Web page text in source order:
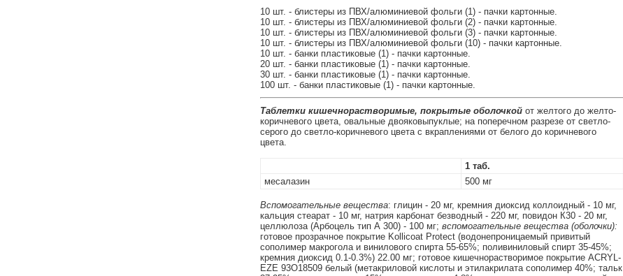
10 шт. - блистеры из ПВХ/алюминиевой фольги (1) - пачки картонные.
10 шт. - блистеры из ПВХ/алюминиевой фольги (2) - пачки картонные.
10 шт. - блистеры из ПВХ/алюминиевой фольги (3) - пачки картонные.
10 шт. - блистеры из ПВХ/алюминиевой фольги (10) - пачки картонные.
10 шт. - банки пластиковые (1) - пачки картонные.
20 шт. - банки пластиковые (1) - пачки картонные.
30 шт. - банки пластиковые (1) - пачки картонные.
100 шт. - банки пластиковые (1) - пачки картонные.
Таблетки кишечнорастворимые, покрытые оболочкойот желтого до желто-
коричневого цвета, овальные двояковыпуклые; на поперечном разрезе от светло-
серого до светло-коричневого цвета с вкраплениями от белого до коричневого
цвета.
1 таб.
месалазин
500 мг
Вспомогательные вещества: глицин - 20 мг, кремния диоксид коллоидный - 10 мг,
кальция стеарат - 10 мг, натрия карбонат безводный - 220 мг, повидон К30 - 20 мг,
целлюлоза (Арбоцель тип А 300) - 100 мг; вспомогательные вещества (оболочки):
готовое прозрачное покрытие Kollicoat Protect (водонепроницаемый привитый
сополимер макрогола и винилового спирта 55-65%; поливиниловый спирт 35-45%;
кремния диоксид 0.1-0.3%) 22.00 мг; готовое кишечнорастворимое покрытие ACRYL-
EZE 93O18509 белый (метакриловой кислоты и этилакрилата сополимер 40%; тальк